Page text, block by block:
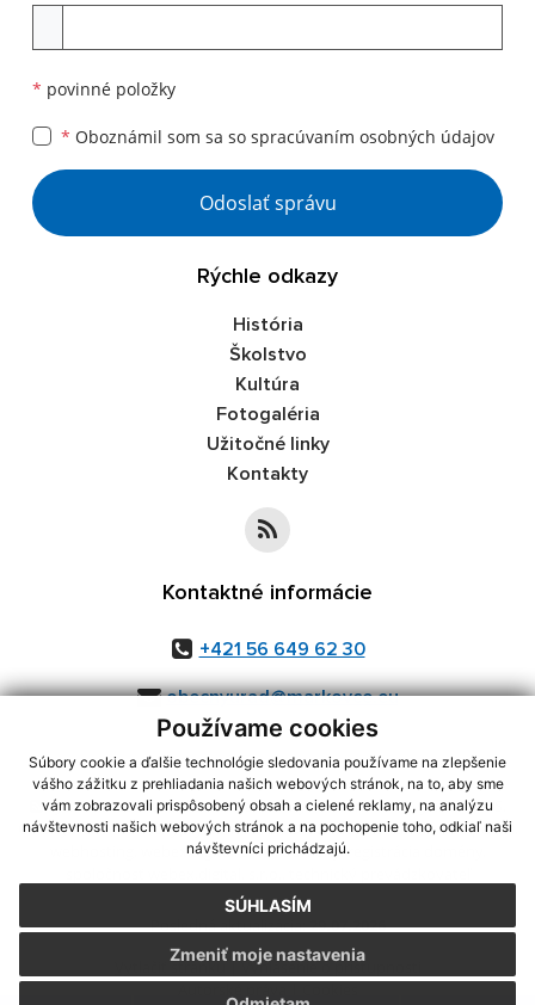
Používame cookies
Súbory cookie a ďalšie technológie sledovania používame na zlepšenie
vášho zážitku z prehliadania našich webových stránok, na to, aby sme
vám zobrazovali prispôsobený obsah a cielené reklamy, na analýzu
návštevnosti našich webových stránok a na pochopenie toho, odkiaľ naši
návštevníci prichádzajú.
SÚHLASÍM
Zmeniť moje nastavenia
* povinné položky
* Oboznámil som sa so spracúvaním osobných údajov
Odoslať správu
Rýchle odkazy
História
Školstvo
Kultúra
Fotogaléria
Užitočné linky
Kontakty
Kontaktné informácie
+421 56 649 62 30
obecnyurad@markovce.eu
využite možnosť získavania aktuálnych informácií s využitím RSS
CMS systém (redakčný) systém ECHELON 2,Mapa stránok,web portál
webex.digital, s.r.o.,domény,registrácia domény
Posledná aktualizácia:29.07.2026
Vytlačiť stránku|Vyhlásenie o prístupnosti